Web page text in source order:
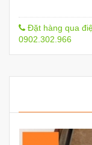
Đặt hàng qua
0902.302.966